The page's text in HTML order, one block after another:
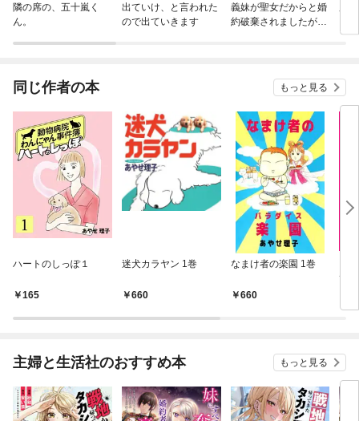
隣の席の、五十嵐く
ん。
出ていけ、と言われた
ので出ていきます
義妹が聖女だからと婚
約破棄されましたが、
は
同じ作者の本 もっと見る
ハートのしっぽ１
165
迷犬カラヤン 1巻
660
なまけ者の楽園 1巻
660
て…
主婦と生活社のおすすめ本 もっと見る